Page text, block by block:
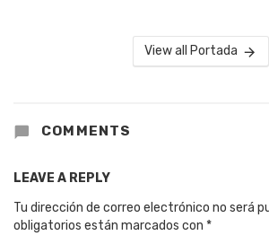
View all Portada
COMMENTS
LEAVE A REPLY
Tu dirección de correo electrónico no será
obligatorios están marcados con *